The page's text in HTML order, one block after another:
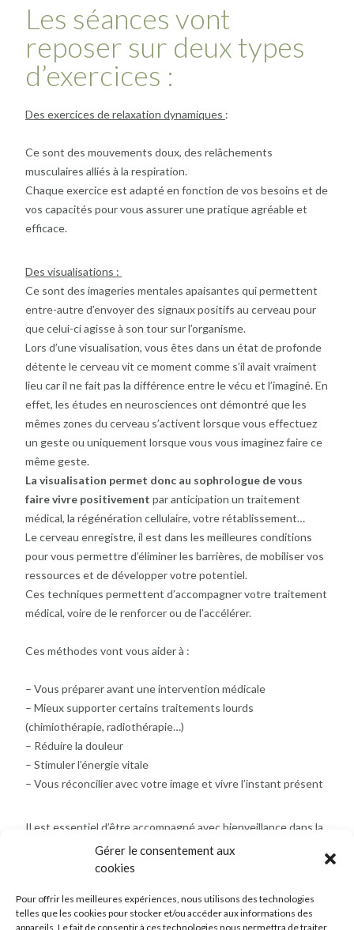
Gérer le consentement aux
cookies
Pour offrir les meilleures expériences, nous utilisons des technologies
telles que les cookies pour stocker et/ou accéder aux informations des
appareils. Le fait de consentir à ces technologies nous permettra de traiter
Les séances vont
reposer sur deux types
d’exercices :
Des exercices de relaxation dynamiques :
Ce sont des mouvements doux, des relâchements
musculaires alliés à la respiration.
Chaque exercice est adapté en fonction de vos besoins et de
vos capacités pour vous assurer une pratique agréable et
efficace.
Des visualisations :
Ce sont des imageries mentales apaisantes qui permettent
entre-autre d’envoyer des signaux positifs au cerveau pour
que celui-ci agisse à son tour sur l’organisme.
Lors d’une visualisation, vous êtes dans un état de profonde
détente le cerveau vit ce moment comme s’il avait vraiment
lieu car il ne fait pas la différence entre le vécu et l’imaginé. En
effet, les études en neurosciences ont démontré que les
mêmes zones du cerveau s’activent lorsque vous effectuez
un geste ou uniquement lorsque vous vous imaginez faire ce
même geste.
La visualisation permet donc au sophrologue de vous
faire vivre positivement par anticipation un traitement
médical, la régénération cellulaire, votre rétablissement…
Le cerveau enregistre, il est dans les meilleures conditions
pour vous permettre d’éliminer les barrières, de mobiliser vos
ressources et de développer votre potentiel.
Ces techniques permettent d’accompagner votre traitement
médical, voire de le renforcer ou de l’accélérer.
Ces méthodes vont vous aider à :
– Vous préparer avant une intervention médicale
– Mieux supporter certains traitements lourds
(chimiothérapie, radiothérapie…)
– Réduire la douleur
– Stimuler l’énergie vitale
– Vous réconcilier avec votre image et vivre l’instant présent
Il est essentiel d’être accompagné avec bienveillance dans la
La sophrologie répond de façon adéquate aux personnes en
C’est une thérapie complémentaire aux suivis et aux